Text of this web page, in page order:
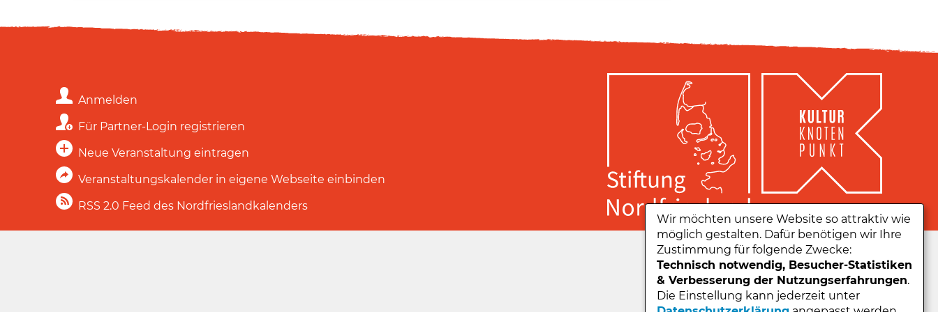
Anmelden
Für Partner-Login registrieren
Neue Veranstaltung eintragen
Veranstaltungskalender in eigene Webseite einbinden
RSS 2.0 Feed des Nordfrieslandkalenders
Zu unserer App:
Wir möchten unsere Website so attraktiv wie
möglich gestalten. Dafür benötigen wir Ihre
Zustimmung für folgende Zwecke:
Technisch notwendig, Besucher-Statistiken
& Verbesserung der Nutzungserfahrungen.
Die Einstellung kann jederzeit unter